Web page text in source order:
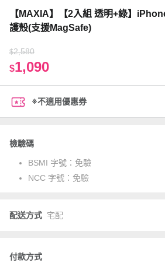
【MAXIA】【2入組 透明+綠】
護殼(支援MagSafe)
$2,580
$1,090
※不適用優惠券
檢驗碼
BSMI 字號： 免驗
NCC 字號： 免驗
配送方式 宅配
付款方式